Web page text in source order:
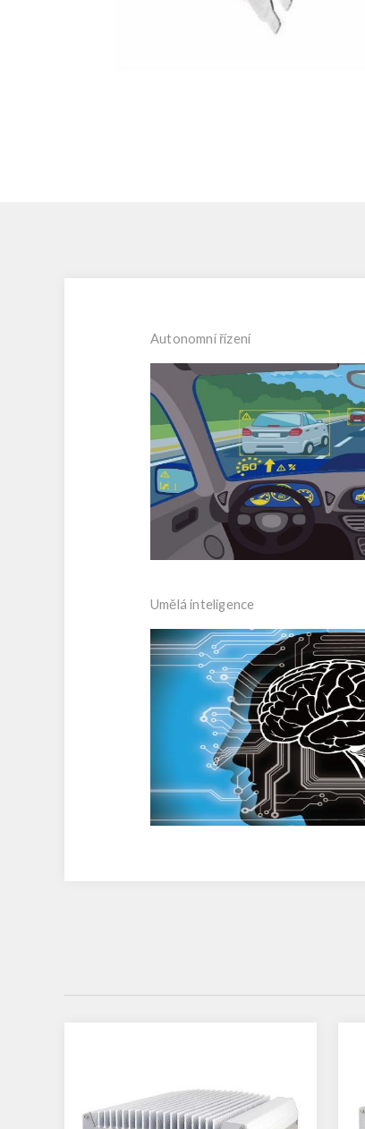
Autonomní řízení
Umělá inteligence